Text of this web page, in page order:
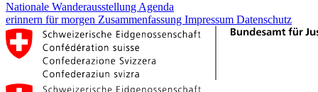
Nationale Wanderausstellung Agenda
erinnern für morgen Zusammenfassung Impressum Datenschutz